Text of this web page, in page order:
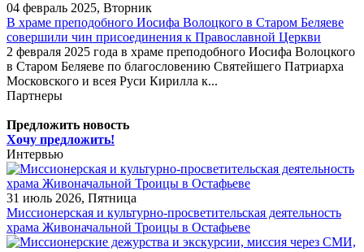
04 февраль 2025, Вторник
В храме преподобного Иосифа Волоцкого в Старом Беляеве
совершили чин присоединения к Православной Церкви
2 февраля 2025 года в храме преподобного Иосифа Волоцкого
в Старом Беляеве по благословению Святейшего Патриарха
Московского и всея Руси Кирилла к...
Партнеры
Предложить новость
Хочу предложить!
Интервью
31 июль 2026, Пятница
Миссионерская и культурно-просветительская деятельность
храма Живоначальной Троицы в Остафьеве